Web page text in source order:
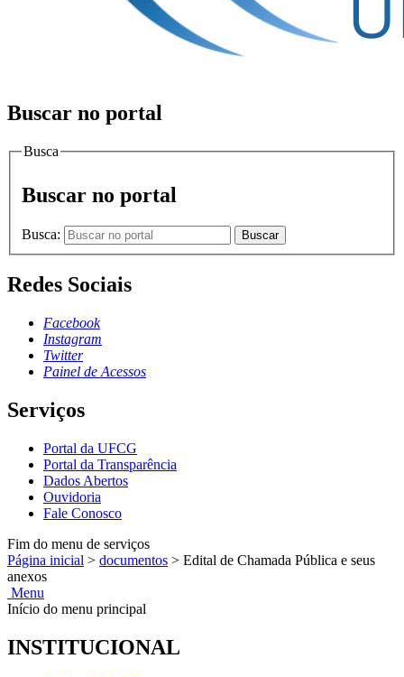
Buscar no portal
Busca
Buscar no portal
Busca: Buscar
Redes Sociais
Facebook
Instagram
Twitter
Painel de Acessos
Serviços
Portal da UFCG
Portal da Transparência
Dados Abertos
Ouvidoria
Fale Conosco
Fim do menu de serviços
Página inicial > documentos > Edital de Chamada Pública e seus
anexos
Menu
Início do menu principal
INSTITUCIONAL